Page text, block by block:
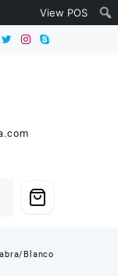
View POS
Blanco